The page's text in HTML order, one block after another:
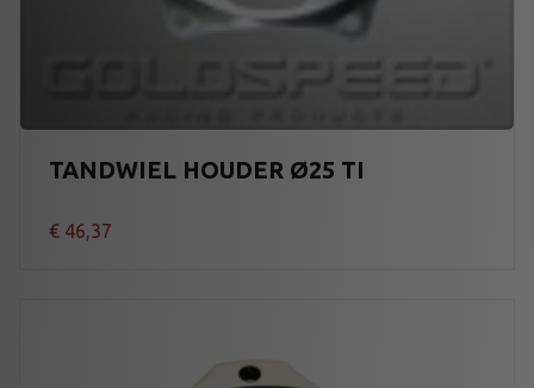
TANDWIEL HOUDER Ø25 TI
€ 46,37